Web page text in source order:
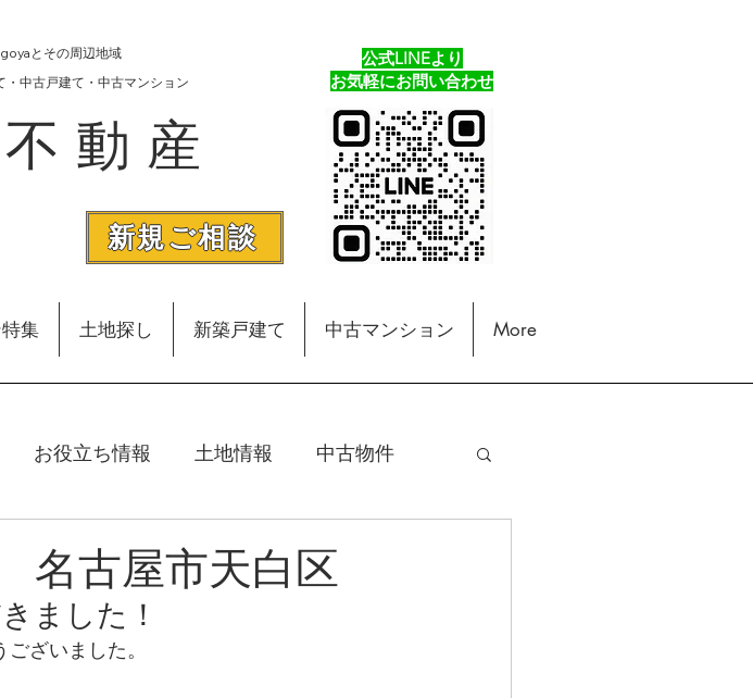
とその周辺地域
・中古戸建て・中古マンション
公式LINEより
​お気軽にお問い合わせ
動産
新規ご相談
集 土地探し 新築戸建て 中古マンション More
お役立ち情報 土地情報 中古物件
名古屋市天白区
ました！
ざいました。